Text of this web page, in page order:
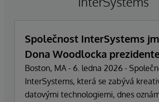
Společnost InterSystems
Dona Woodlocka
Boston, MA - 6. ledna 2026 -
InterSystems, která se zabývá
datovými technologiemi, dnes